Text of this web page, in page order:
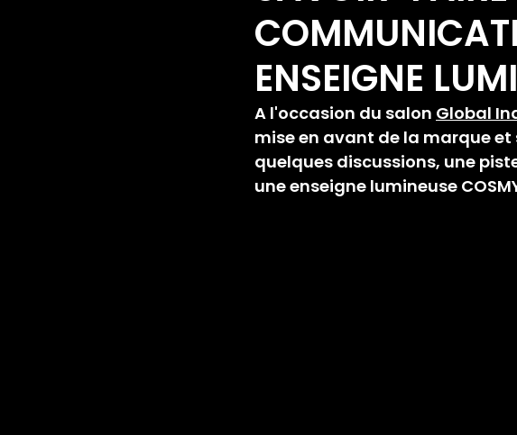
ENSEIGNE
A l'occasion du salon Global
mise en avant de la marque
quelques discussions, une
une enseigne lumineuse